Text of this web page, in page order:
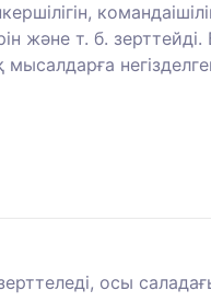
және т. б.
осы